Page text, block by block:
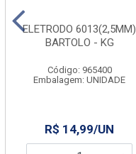
ELETRODO 6013(2,5MM)
BARTOLO - KG
Código: 965400
Embalagem: UNIDADE
R$ 14,99/UN